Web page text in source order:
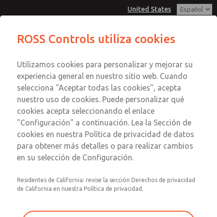
United States
Cuenta
Ver Carrito de Compra
Registrarse
Inscribirse
Serie MD3
MD353MDE9C2YQ
Enviar esta página por correo
electrónico
Servicio al Cliente
1-800-GET-ROSS
Servicio Tecnico
1-888-TEK-ROSS
ROSS Controls utiliza cookies
Utilizamos cookies para personalizar y mejorar su
experiencia general en nuestro sitio web. Cuando
selecciona "Aceptar todas las cookies", acepta
nuestro uso de cookies. Puede personalizar qué
cookies acepta seleccionando el enlace
"Configuración" a continuación. Lea la Sección de
cookies en nuestra Política de privacidad de datos
para obtener más detalles o para realizar cambios
en su selección de Configuración.
Residentes de California: revise la sección Derechos de privacidad
de California en nuestra Política de privacidad.